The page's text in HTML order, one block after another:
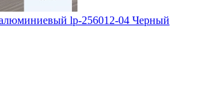
lp-256012-04 Черный